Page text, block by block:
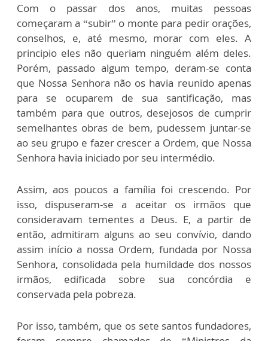
Com o passar dos anos, muitas pessoas
começaram a “subir” o monte para pedir orações,
conselhos, e, até mesmo, morar com eles. A
principio eles não queriam ninguém além deles.
Porém, passado algum tempo, deram-se conta
que Nossa Senhora não os havia reunido apenas
para se ocuparem de sua santificação, mas
também para que outros, desejosos de cumprir
semelhantes obras de bem, pudessem juntar-se
ao seu grupo e fazer crescer a Ordem, que Nossa
Senhora havia iniciado por seu intermédio.
Assim, aos poucos a família foi crescendo. Por
isso, dispuseram-se a aceitar os irmãos que
consideravam tementes a Deus. E, a partir de
então, admitiram alguns ao seu convívio, dando
assim início a nossa Ordem, fundada por Nossa
Senhora, consolidada pela humildade dos nossos
irmãos, edificada sobre sua concórdia e
conservada pela pobreza.
Por isso, também, que os sete santos fundadores,